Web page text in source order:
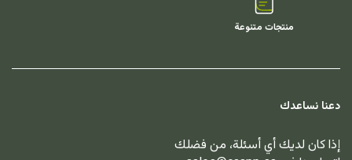
منتجات متنوعة
دعنا نساعدك
إذا كان لديك أي أسئلة، من فضلك